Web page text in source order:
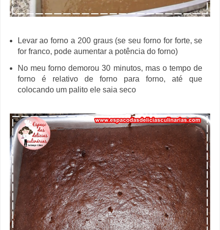
Levar ao forno a 200 graus (se seu forno for forte, se
for franco, pode aumentar a potência do forno)
No meu forno demorou 30 minutos, mas o tempo de
forno é relativo de forno para forno, até que
colocando um palito ele saia seco